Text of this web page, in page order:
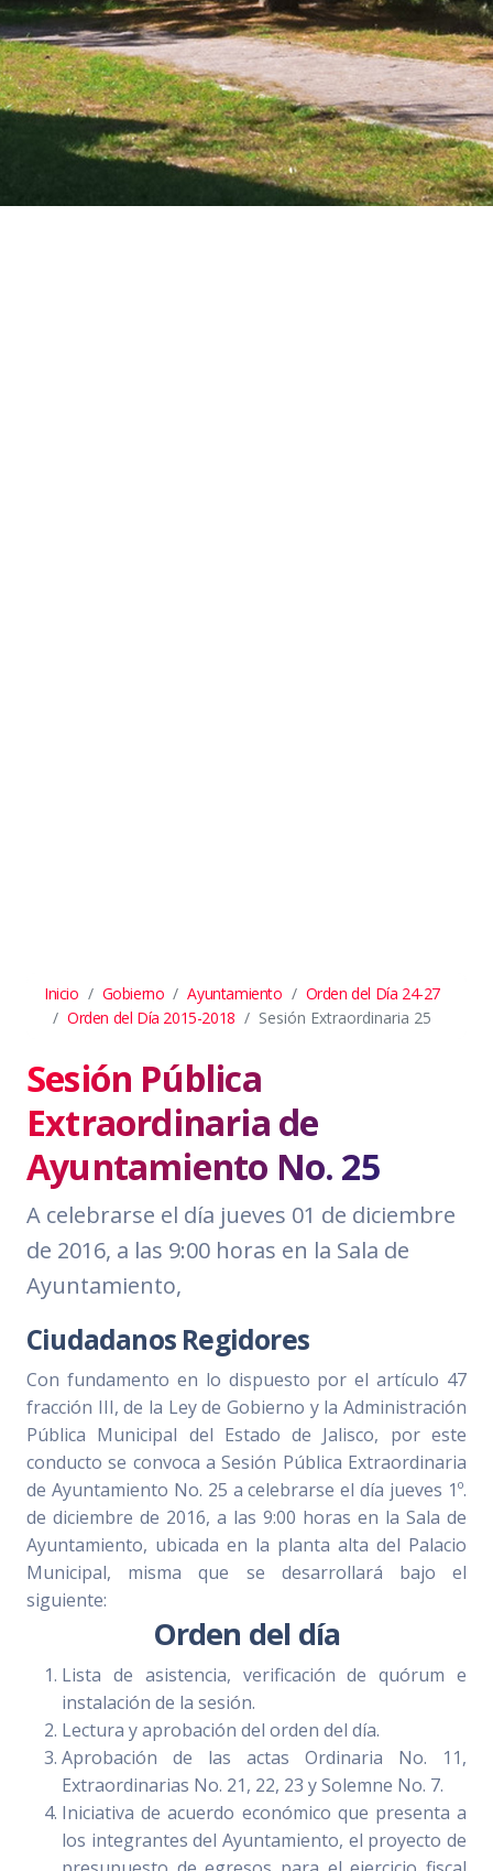
Inicio Gobierno Ayuntamiento
Orden del Día 24-27
Orden del Día 2015-2018
Sesión Extraordinaria 25
Sesión Pública
Extraordinaria de
Ayuntamiento No. 25
A celebrarse el día jueves 01 de diciembre
de 2016, a las 9:00 horas en la Sala de
Ayuntamiento,
Ciudadanos Regidores
Con fundamento en lo dispuesto por el artículo 47
fracción III, de la Ley de Gobierno y la Administración
Pública Municipal del Estado de Jalisco, por este
conducto se convoca a Sesión Pública Extraordinaria
de Ayuntamiento No. 25 a celebrarse el día jueves 1º.
de diciembre de 2016, a las 9:00 horas en la Sala de
Ayuntamiento, ubicada en la planta alta del Palacio
Municipal, misma que se desarrollará bajo el
siguiente:
Orden del día
Lista de asistencia, verificación de quórum e
instalación de la sesión.
Lectura y aprobación del orden del día.
Aprobación de las actas Ordinaria No. 11,
Extraordinarias No. 21, 22, 23 y Solemne No. 7.
Iniciativa de acuerdo económico que presenta a
los integrantes del Ayuntamiento, el proyecto de